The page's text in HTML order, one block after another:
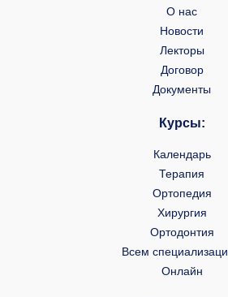
О нас
Новости
Лекторы
Договор
Документы
Курсы:
Календарь
Терапия
Ортопедия
Хирургия
Ортодонтия
Всем
Онлайн